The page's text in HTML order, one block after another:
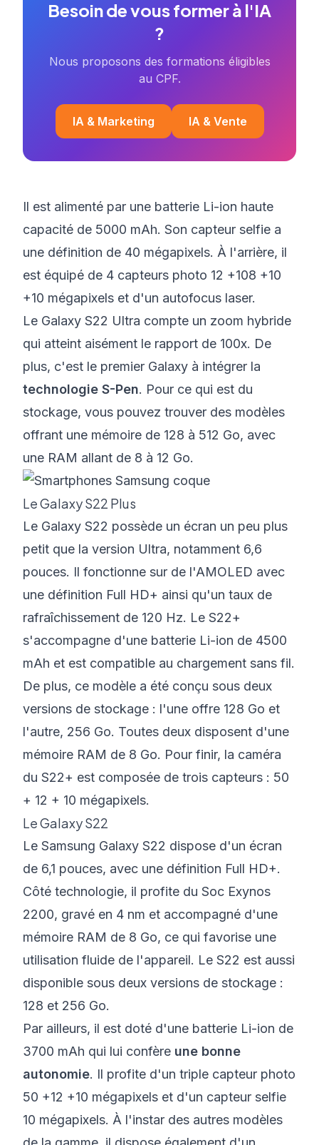
Besoin de vous former à l'IA
?
Nous proposons des formations éligibles
au CPF.
IA & Marketing IA & Vente
Il est alimenté par une batterie Li-ion haute
capacité de 5000 mAh. Son capteur selfie a
une définition de 40 mégapixels. À l'arrière, il
est équipé de 4 capteurs photo 12 +108 +10
+10 mégapixels et d'un autofocus laser.
Le Galaxy S22 Ultra compte un zoom hybride
qui atteint aisément le rapport de 100x. De
plus, c'est le premier Galaxy à intégrer la
technologie S-Pen. Pour ce qui est du
stockage, vous pouvez trouver des modèles
offrant une mémoire de 128 à 512 Go, avec
une RAM allant de 8 à 12 Go.
Le Galaxy S22 Plus
Le Galaxy S22 possède un écran un peu plus
petit que la version Ultra, notamment 6,6
pouces. Il fonctionne sur de l'AMOLED avec
une définition Full HD+ ainsi qu'un taux de
rafraîchissement de 120 Hz. Le S22+
s'accompagne d'une batterie Li-ion de 4500
mAh et est compatible au chargement sans fil.
De plus, ce modèle a été conçu sous deux
versions de stockage : l'une offre 128 Go et
l'autre, 256 Go. Toutes deux disposent d'une
mémoire RAM de 8 Go. Pour finir, la caméra
du S22+ est composée de trois capteurs : 50
+ 12 + 10 mégapixels.
Le Galaxy S22
Le Samsung Galaxy S22 dispose d'un écran
de 6,1 pouces, avec une définition Full HD+.
Côté technologie, il profite du Soc Exynos
2200, gravé en 4 nm et accompagné d'une
mémoire RAM de 8 Go, ce qui favorise une
utilisation fluide de l'appareil. Le S22 est aussi
disponible sous deux versions de stockage :
128 et 256 Go.
Par ailleurs, il est doté d'une batterie Li-ion de
3700 mAh qui lui confère une bonne
autonomie. Il profite d'un triple capteur photo
50 +12 +10 mégapixels et d'un capteur selfie
10 mégapixels. À l'instar des autres modèles